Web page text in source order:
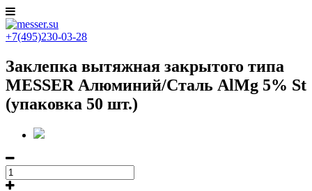
+7(495)230-03-28
Заклепка вытяжная закрытого типа
MESSER Алюминий/Сталь AlMg 5% St
(упаковка 50 шт.)